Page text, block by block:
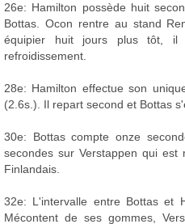
26e: Hamilton possède huit
Bottas. Ocon rentre au stand
équipier huit jours plus tôt,
refroidissement.
28e: Hamilton effectue son
(2.6s.). Il repart second et Bottas
30e: Bottas compte onze
secondes sur Verstappen qui
Finlandais.
32e: L'intervalle entre Bottas et
Mécontent de ses gommes,